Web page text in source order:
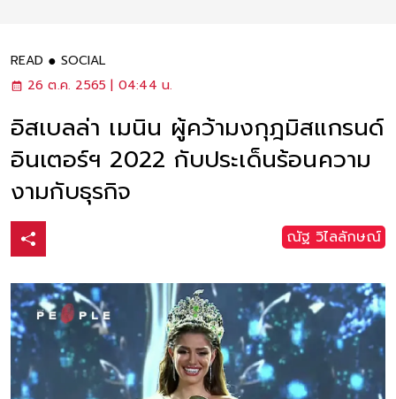
READ
SOCIAL
26 ต.ค. 2565 | 04:44 น.
อิสเบลล่า เมนิน ผู้คว้ามงกุฎมิสแกรนด์
อินเตอร์ฯ 2022 กับประเด็นร้อนความ
งามกับธุรกิจ
ณัฐ วิไลลักษณ์